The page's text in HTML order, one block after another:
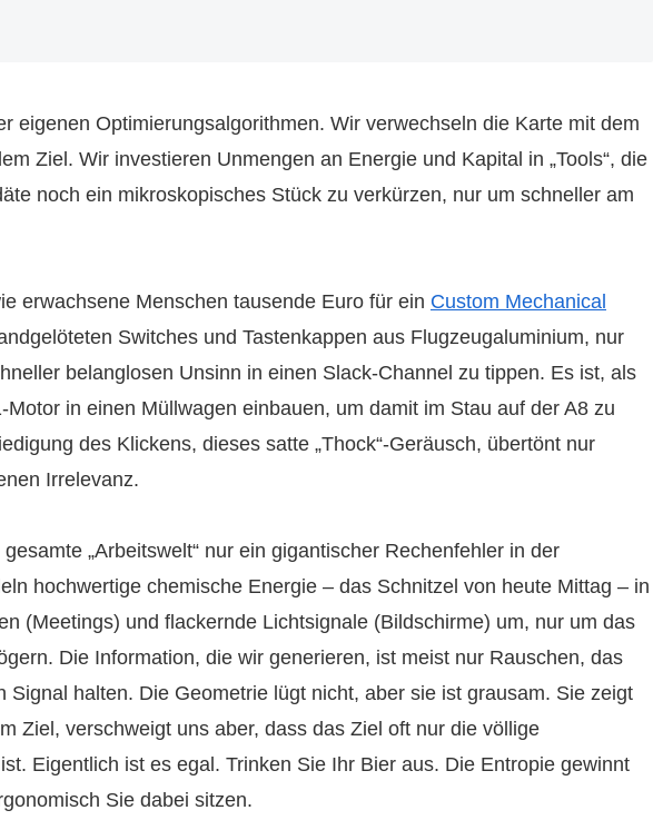
eigenen Optimierungsalgorithmen. Wir verwechseln die Karte mit dem
Ziel. Wir investieren Unmengen an Energie und Kapital in „Tools“, die
noch ein mikroskopisches Stück zu verkürzen, nur um schneller am
erwachsene Menschen tausende Euro für ein Custom Mechanical
Switches und Tastenkappen aus Flugzeugaluminium, nur
belanglosen Unsinn in einen Slack-Channel zu tippen. Es ist, als
in einen Müllwagen einbauen, um damit im Stau auf der A8 zu
des Klickens, dieses satte „Thock“-Geräusch, übertönt nur
Irrelevanz.
„Arbeitswelt“ nur ein gigantischer Rechenfehler in der
hochwertige chemische Energie – das Schnitzel von heute Mittag – in
(Meetings) und flackernde Lichtsignale (Bildschirme) um, nur um das
Die Information, die wir generieren, ist meist nur Rauschen, das
Signal halten. Die Geometrie lügt nicht, aber sie ist grausam. Sie zeigt
Ziel, verschweigt uns aber, dass das Ziel oft nur die völlige
Eigentlich ist es egal. Trinken Sie Ihr Bier aus. Die Entropie gewinnt
Sie dabei sitzen.